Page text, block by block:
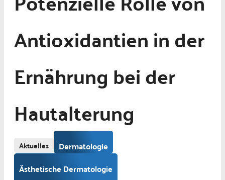
Antioxidantien in der
Ernährung bei der
Hautalterung
Aktuelles
Dermatologie
Ästhetische Dermatologie